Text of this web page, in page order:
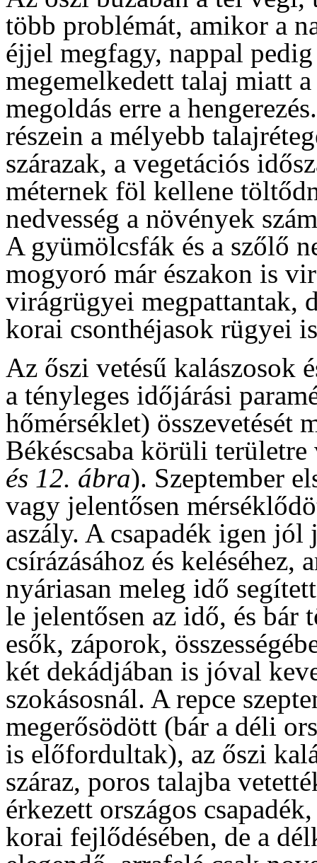
több problémát, amikor a
éjjel megfagy, nappal
megemelkedett talaj miatt
megoldás erre a
részein a mélyebb
szárazak, a vegetációs
méternek föl kellene
nedvesség a növények
A gyümölcsfák és a szőlő
mogyoró már északon is
virágrügyei megpattantak,
korai csonthéjasok rügyei
Az őszi vetésű kalászosok
a tényleges időjárási
hőmérséklet) összevetését
Békéscsaba körüli
és 12. ábra). Szeptember
vagy jelentősen
aszály. A csapadék igen
csírázásához és keléséhez,
nyáriasan meleg idő
le jelentősen az idő, és
esők, záporok,
két dekádjában is jóval
szokásosnál. A repce
megerősödött (bár a déli
is előfordultak), az őszi
száraz, poros talajba
érkezett országos
korai fejlődésében, de a